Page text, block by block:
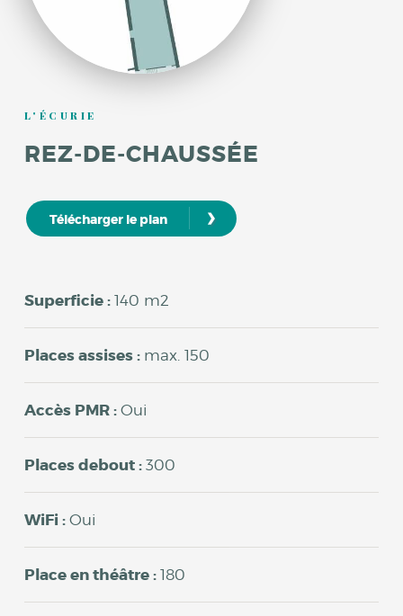
L'ÉCURIE
REZ-DE-CHAUSSÉE
Télécharger le plan ›
Superficie : 140 m2
Places assises : max. 150
Accès PMR : Oui
Places debout : 300
WiFi : Oui
Place en théâtre : 180